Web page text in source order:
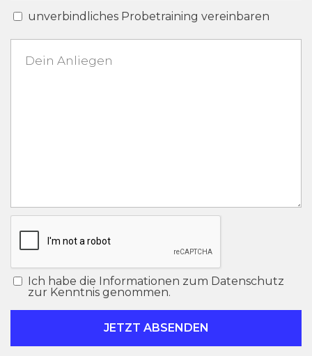
unverbindliches Probetraining vereinbaren
Ich habe die Informationen zum Datenschutz
zur Kenntnis genommen.